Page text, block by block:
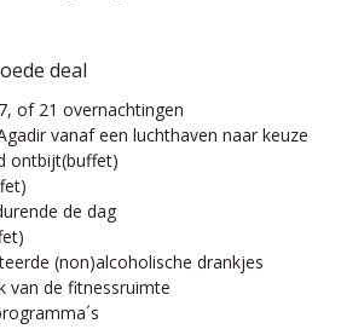
deal
of 21 overnachtingen
vanaf een luchthaven naar keuze
ontbijt(buffet)
de dag
(non)alcoholische drankjes
van de fitnessruimte